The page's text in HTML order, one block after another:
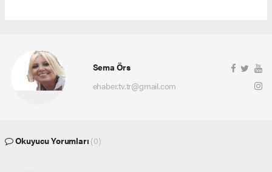
Sema Örs
ehaber.tv.tr@gmail.com
Okuyucu Yorumları (0)